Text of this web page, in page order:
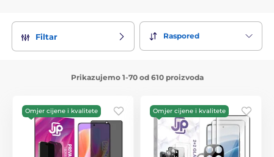
Filtar Raspored
Prikazujemo 1-70 od 610 proizvoda
Omjer cijene i kvalitete Omjer cijene i kvalitete